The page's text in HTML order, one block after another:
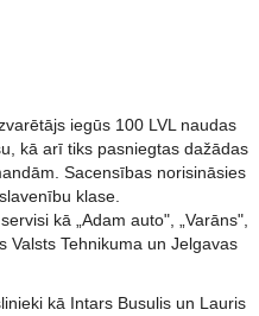
iegūs 100 LVL naudas
kā arī tiks pasniegtas dažādas
Sacensības norisināsies
klase.
kā „Adam auto", „Varāns",
Valsts Tehnikuma un Jelgavas
kā Intars Busulis un Lauris